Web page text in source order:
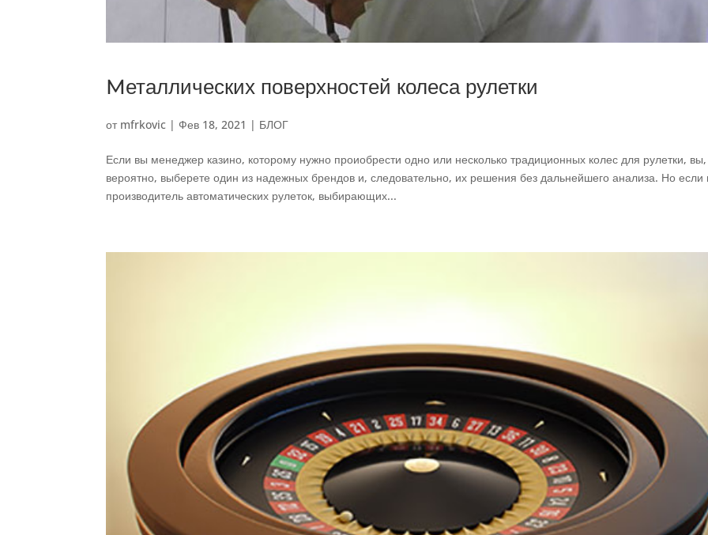
Mеталлических поверхностей колеса рулетки
от mfrkovic |Фев 18, 2021 | БЛОГ
Если вы менеджер казино, которому нужно проиобрести одно или несколько традиционных колес для рулетки, вы,
вероятно, выберете один из надежных брендов и, следовательно, их решения без дальнейшего анализа. Но если
производитель автоматических рулеток, выбирающих...